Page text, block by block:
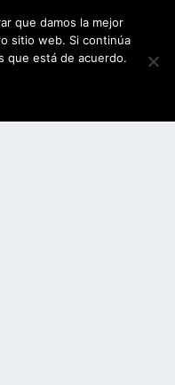
que damos la mejor
sitio web. Si continúa
que está de acuerdo.